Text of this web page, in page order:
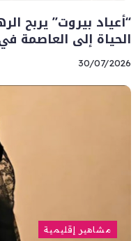
“أعياد بيروت” يربح
الحياة إلى العاصمة
30/07/2026
مشاهير إقليمية